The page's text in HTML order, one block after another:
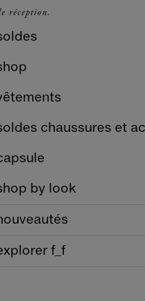
réception.
chaussures et
by look
f_f